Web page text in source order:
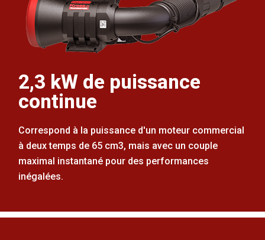
2,3 kW de puissance
continue
Correspond à la puissance d'un moteur commercial
à deux temps de 65 cm3, mais avec un couple
maximal instantané pour des performances
inégalées.